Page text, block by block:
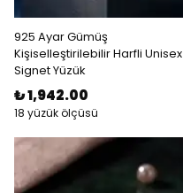
925 Ayar Gümüş
Kişiselleştirilebilir Harfli Unisex
Signet Yüzük
₺ 1,942.00
18 yüzük ölçüsü